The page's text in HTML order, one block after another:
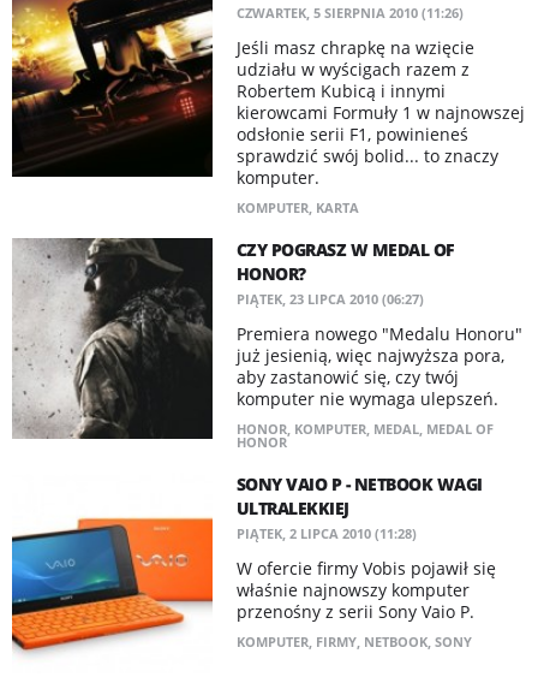
CZWARTEK, 5 SIERPNIA 2010 (11:26)
Jeśli masz chrapkę na wzięcie
udziału w wyścigach razem z
Robertem Kubicą i innymi
kierowcami Formuły 1 w najnowszej
odsłonie serii F1, powinieneś
sprawdzić swój bolid... to znaczy
komputer.
KOMPUTER, KARTA
CZY POGRASZ W MEDAL OF
HONOR?
PIĄTEK, 23 LIPCA 2010 (06:27)
Premiera nowego "Medalu Honoru"
już jesienią, więc najwyższa pora,
aby zastanowić się, czy twój
komputer nie wymaga ulepszeń.
HONOR, KOMPUTER, MEDAL, MEDAL OF
HONOR
SONY VAIO P - NETBOOK WAGI
ULTRALEKKIEJ
PIĄTEK, 2 LIPCA 2010 (11:28)
W ofercie firmy Vobis pojawił się
właśnie najnowszy komputer
przenośny z serii Sony Vaio P.
KOMPUTER, FIRMY, NETBOOK, SONY